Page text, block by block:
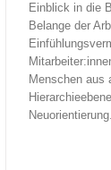
Einblick in die
Belange der
Menschen aus